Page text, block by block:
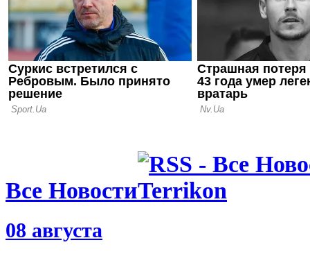
20.09.25 10:40
Источник:
игрока у
Все Новости
08 августа